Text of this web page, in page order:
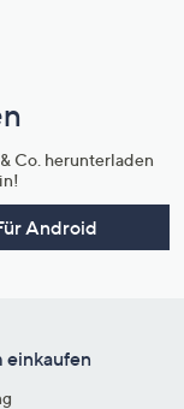
Co. herunterladen
Android
einkaufen